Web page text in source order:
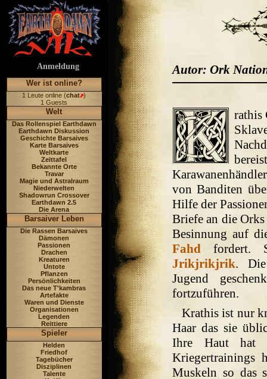
Anmeldung
Wer ist online?
1 Leute online (chat )
1 Guests
Welt
Das Rollenspiel Earthdawn
Earthdawn Diskussion
Geschichte Barsaives
Karte Barsaives
Weltkarte
Zeittafel
Bekannte Orte
Travar
Magie und Astralraum
Niederwelten
Shadowrun Crossover
Earthdawn 2.5
Die Arena
Barsaiver Leben
Die Rassen Barsaives
Dämonen
Passionen
Drachen
Kreaturen
Untote
Pflanzen
Persönlichkeiten
Das neue T'kambras
Artefakte
Waren und Dienste
Organisationen
Legenden
Reittiere
Spieler
Helden
Friedhof
Tagebücher
Disziplinen
Talente
Autor: Ork
rathis
von Banditen
Hilfe der
Briefe an die
Besinnung auf
Fahd fordert.
Jrikjrikjrik. Die
Jugend
fortzuführen.
Krathis ist nur
Haar das sie
Ihre Haut hat
Kriegertrainings
Muskeln so das